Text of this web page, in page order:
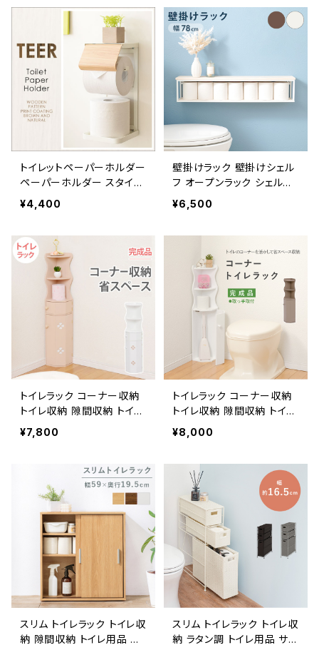
トイレットペーパーホルダー
ペーパーホルダー スタイリ
ッシュ トイレ用品 トイレグッ
¥4,400
壁掛けラック 壁掛けシェル
フ オープンラック シェルフ
新生活 一人暮らし 模様替
え 幅78
¥6,500
トイレラック コーナー収納
トイレ収納 隙間収納 トイレ
用品 サニタリー収納 トイレ
ットペーパー収納 幅16
¥7,800
トイレラック コーナー収納
トイレ収納 隙間収納 トイレ
用品 サニタリー収納 トイレ
ットペーパー収納 幅16
¥8,000
スリム トイレラック トイレ収
納 隙間収納 トイレ用品 サ
スリム トイレラック トイレ収
納 ラタン調 トイレ用品 サニ